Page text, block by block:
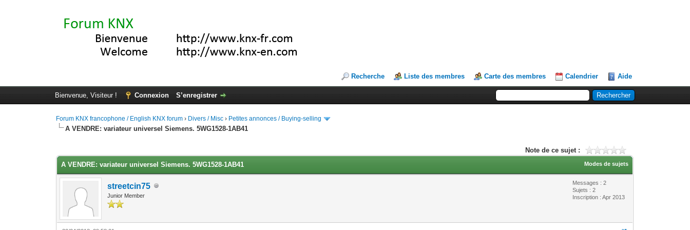
Recherche Liste des membres Carte des membres Calendrier Aide
Bienvenue, Visiteur ! Connexion S’enregistrer
Forum KNX francophone / English KNX forum › Divers / Misc › Petites annonces / Buying-selling
A VENDRE: variateur universel Siemens. 5WG1528-1AB41
Note de ce sujet :
Modes de sujets
A VENDRE: variateur universel Siemens. 5WG1528-1AB41
streetcin75
Junior Member
Messages : 2
Sujets : 2
Inscription : Apr 2013